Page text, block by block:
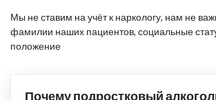
Мы не ставим на учёт к наркологу, нам не
фамилии наших пациентов, социальные
положение
Почему подростковый